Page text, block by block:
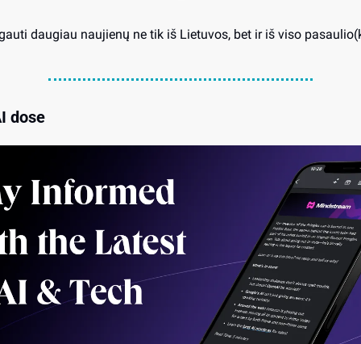
daugiau naujienų ne tik iš Lietuvos, bet ir iš viso
dose